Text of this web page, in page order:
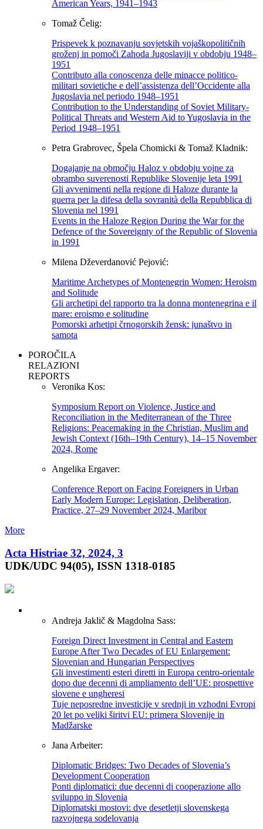
American Years, 1941–1943
Tomaž Čelig:
Prispevek k poznavanju sovjetskih vojaškopolitičnih
groženj in pomoči Zahoda Jugoslaviji v obdobju 1948–
1951
Contributo alla conoscenza delle minacce politico-
militari sovietiche e dell’assistenza dell’Occidente alla
Jugoslavia nel periodo 1948–1951
Contribution to the Understanding of Soviet Military-
Political Threats and Western Aid to Yugoslavia in the
Period 1948–1951
Petra Grabrovec, Špela Chomicki & Tomaž Kladnik:
Dogajanje na območju Haloz v obdobju vojne za
obrambo suverenosti Republike Slovenije leta 1991
Gli avvenimenti nella regione di Haloze durante la
guerra per la difesa della sovranità della Repubblica di
Slovenia nel 1991
Events in the Haloze Region During the War for the
Defence of the Sovereignty of the Republic of Slovenia
in 1991
Milena Dževerdanović Pejović:
Maritime Archetypes of Montenegrin Women: Heroism
and Solitude
Gli archetipi del rapporto tra la donna montenegrina e il
mare: eroismo e solitudine
Pomorski arhetipi črnogorskih žensk: junaštvo in
samota
POROČILA
RELAZIONI
REPORTS
Veronika Kos:
Symposium Report on Violence, Justice and
Reconciliation in the Mediterranean of the Three
Religions: Peacemaking in the Christian, Muslim and
Jewish Context (16th–19th Century), 14–15 November
2024, Rome
Angelika Ergaver:
Conference Report on Facing Foreigners in Urban
Early Modern Europe: Legislation, Deliberation,
Practice, 27–29 November 2024, Maribor
More
Acta Histriae 32, 2024, 3
UDK/UDC 94(05), ISSN 1318-0185
Andreja Jaklič & Magdolna Sass:
Foreign Direct Investment in Central and Eastern
Europe After Two Decades of EU Enlargement:
Slovenian and Hungarian Perspectives
Gli investimenti esteri diretti in Europa centro-orientale
dopo due decenni di ampliamento dell’UE: prospettive
slovene e ungheresi
Tuje neposredne investicije v srednji in vzhodni Evropi
20 let po veliki širitvi EU: primera Slovenije in
Madžarske
Jana Arbeiter:
Diplomatic Bridges: Two Decades of Slovenia’s
Development Cooperation
Ponti diplomatici: due decenni di cooperazione allo
sviluppo in Slovenia
Diplomatski mostovi: dve desetletji slovenskega
razvojnega sodelovanja